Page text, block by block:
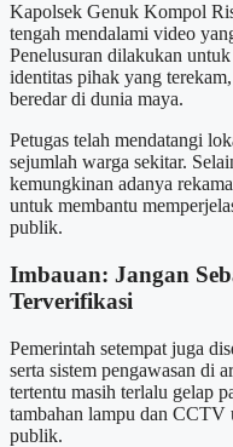
Kapolsek Genuk Kompol
tengah mendalami video
Penelusuran dilakukan
identitas pihak yang
beredar di dunia maya.
Petugas telah mendatangi
sejumlah warga sekitar.
kemungkinan adanya
untuk membantu
publik.
Imbauan: Jangan
Terverifikasi
Pemerintah setempat juga
serta sistem pengawasan di
tertentu masih terlalu gelap
tambahan lampu dan CCTV
publik.